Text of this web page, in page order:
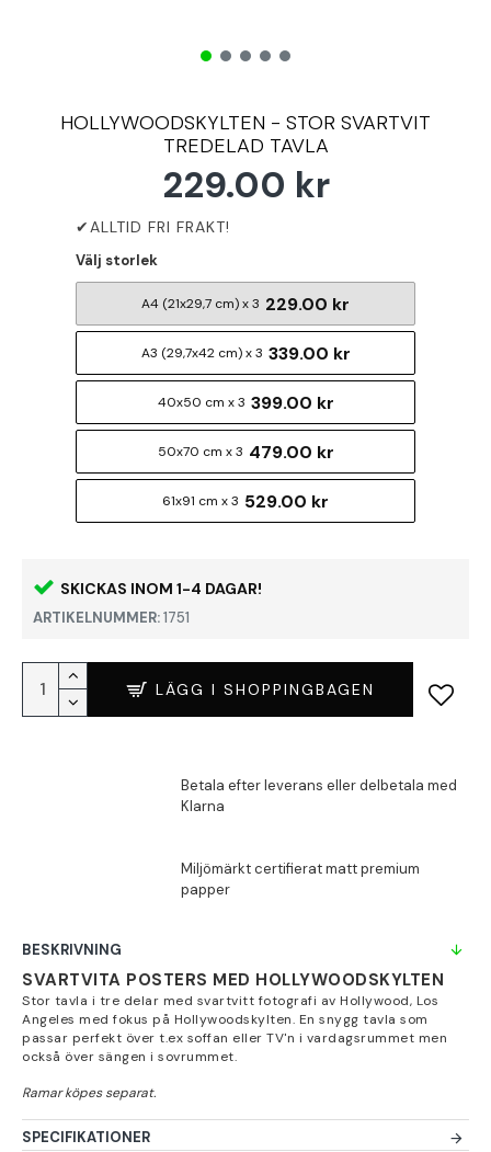
HOLLYWOODSKYLTEN - STOR SVARTVIT
TREDELAD TAVLA
SKICKAS INOM 1-4 DAGAR!
ARTIKELNUMMER:1751
229.00 kr
Välj storlek
A4 (21x29,7 cm) x 3 229.00 kr
A3 (29,7x42 cm) x 3 339.00 kr
40x50 cm x 3 399.00 kr
50x70 cm x 3 479.00 kr
61x91 cm x 3 529.00 kr
LÄGG I SHOPPINGBAGEN
BESKRIVNING
SVARTVITA POSTERS MED HOLLYWOODSKYLTEN
Stor tavla i tre delar med svartvitt fotografi av Hollywood, Los
Angeles med fokus på Hollywoodskylten. En snygg tavla som
passar perfekt över t.ex soffan eller TV'n i vardagsrummet men
också över sängen i sovrummet.
SPECIFIKATIONER